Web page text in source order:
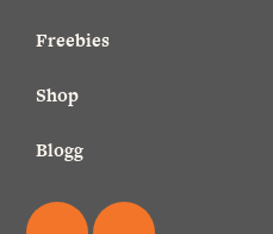
Freebies
Shop
Blogg